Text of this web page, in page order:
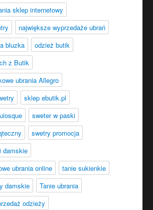
sklep internetowy
największe wyprzedaże ubrań
bluzka
odzież butik
z Butik
ubrania Allegro
sklep ebutik.pl
sweter w paski
swetry promocja
damskie
ubrania online
tanie sukienkie
damskie
Tanie ubrania
odzieży